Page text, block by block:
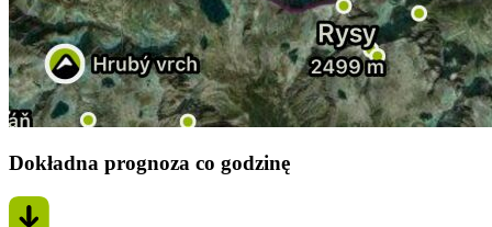
Dokładna prognoza co godzinę